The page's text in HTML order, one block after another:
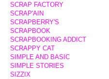
SCRAP FACTORY
SCRAP'AIN
SCRAPBERRY'S
SCRAPBOOK
SCRAPBOOKING ADDICT
SCRAPPY CAT
SIMPLE AND BASIC
SIMPLE STORIES
SIZZIX